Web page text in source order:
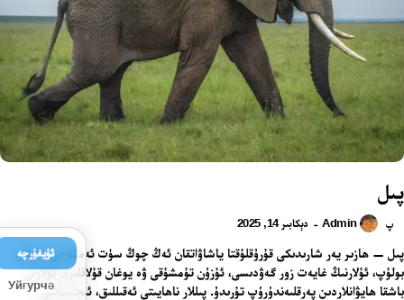
پىل
پ Admin
- دېكابىر 14, 2025
پىل — ھازىر يەر شارىدىكى قۇرۇقلۇقتا ياشاۋاتقان ئەڭ چوڭ سۈت ئەمگۈچى ھايۋان
بولۇپ، ئۇلارنىڭ غايەت زور گەۋدىسى، ئۇزۇن تۇمشۇقى ۋە يوغان قۇلاقلىرى ئۇلارنى
باشقا ھايۋانلاردىن پەرقلىەندۈرۈپ تۇرىدۇ. پىللار ناھايىتى ئەقىللىق، ئىجتىمائىي
ئۇيغۇرچە
Уйғурчә